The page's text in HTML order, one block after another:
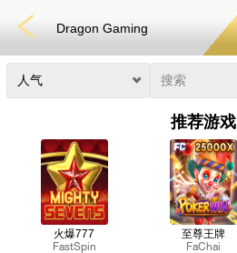
Dragon Gaming
推荐游戏
至尊王牌
FaChai
嘻游记
FastSpin